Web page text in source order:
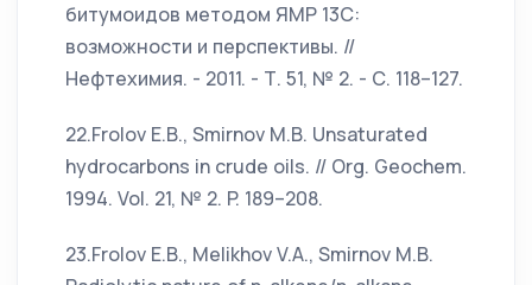
битумоидов методом ЯМР 13С:
возможности и перспективы. //
Нефтехимия. - 2011. - Т. 51, № 2. - С. 118–127.
22.Frolov E.B., Smirnov M.B. Unsaturated
hydrocarbons in crude oils. // Org. Geochem.
1994. Vol. 21, № 2. P. 189–208.
23.Frolov E.B., Melikhov V.A., Smirnov M.B.